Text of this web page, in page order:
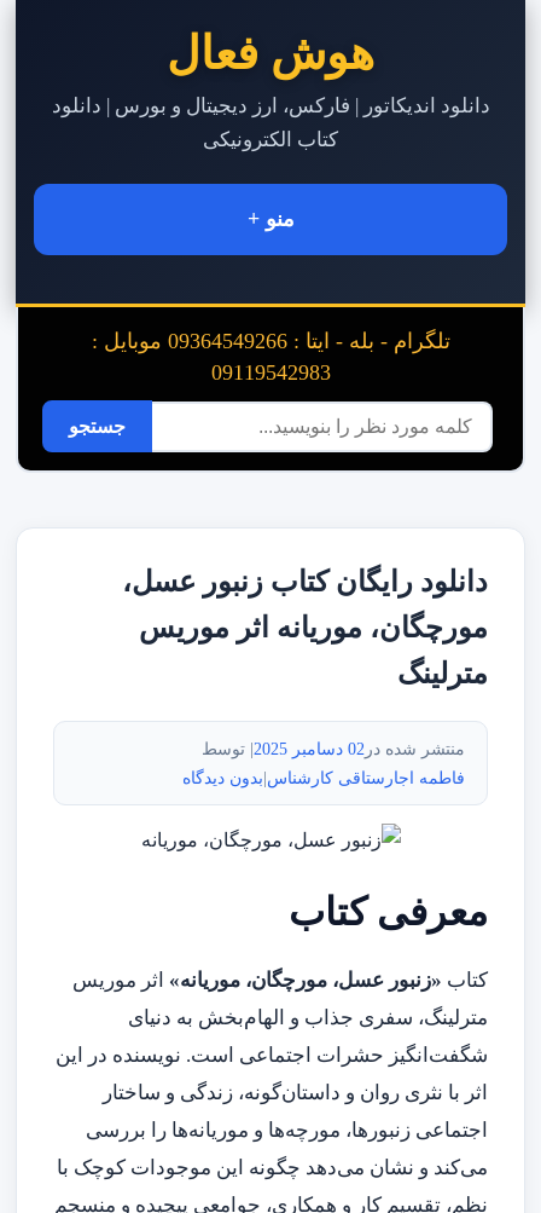
هوش فعال
دانلود اندیکاتور | فارکس، ارز دیجیتال و بورس | دانلود
کتاب الکترونیکی
منو +
تلگرام - بله - ایتا : 09364549266 موبایل :
09119542983
دانلود رایگان کتاب زنبور عسل،
مورچگان، موریانه اثر موریس
مترلینگ
منتشر شده در 02 دسامبر 2025
| توسط
فاطمه اجارستاقی کارشناس|بدون دیدگاه
معرفی کتاب
کتاب «زنبور عسل، مورچگان، موریانه» اثر موریس
مترلینگ، سفری جذاب و الهام‌بخش به دنیای
شگفت‌انگیز حشرات اجتماعی است. نویسنده در این
اثر با نثری روان و داستان‌گونه، زندگی و ساختار
اجتماعی زنبورها، مورچه‌ها و موریانه‌ها را بررسی
می‌کند و نشان می‌دهد چگونه این موجودات کوچک با
نظم، تقسیم کار و همکاری، جوامعی پیچیده و منسجم